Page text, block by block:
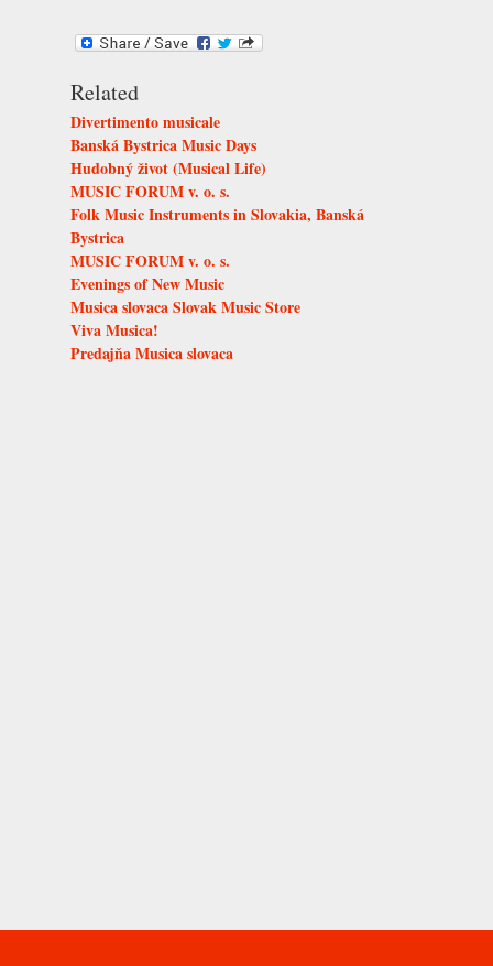
Related
Divertimento musicale
Banská Bystrica Music Days
Hudobný život (Musical Life)
MUSIC FORUM v. o. s.
Folk Music Instruments in Slovakia, Banská
Bystrica
MUSIC FORUM v. o. s.
Evenings of New Music
Musica slovaca Slovak Music Store
Viva Musica!
Predajňa Musica slovaca